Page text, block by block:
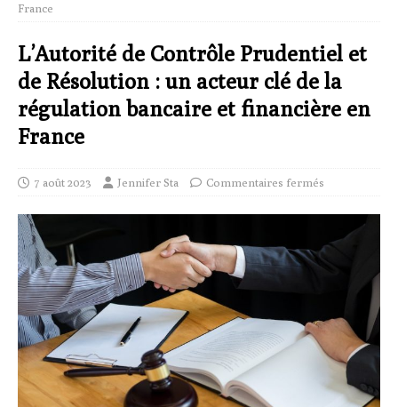
France
L’Autorité de Contrôle Prudentiel et
de Résolution : un acteur clé de la
régulation bancaire et financière en
France
7 août 2023 Jennifer Sta Commentaires fermés